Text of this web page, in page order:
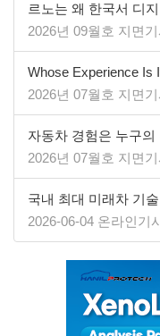
르노는 왜 한국서 디
2026년 09월호 지면
Whose Experience Is
2026년 07월호 지면
자동차 경험은 누구의
2026년 07월호 지면
국내 최대 미래차 기
2026-06-04 온라인기